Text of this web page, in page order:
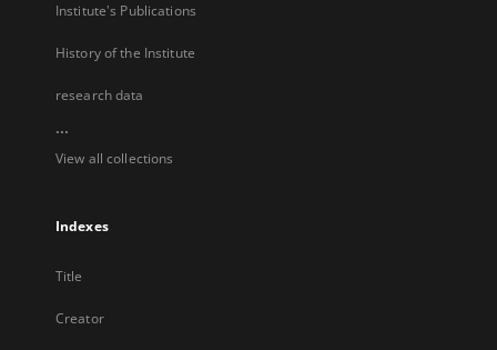
Institute's Publications
History of the Institute
research data
...
View all collections
Indexes
Title
Creator